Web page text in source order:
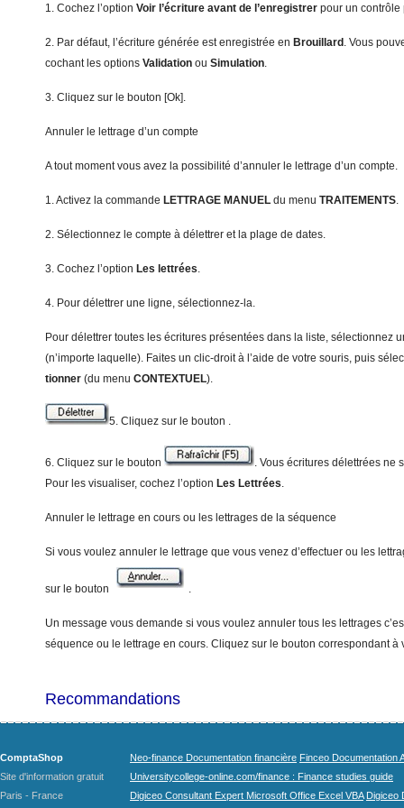
1. Cochez l’option Voir l’écriture avant de l’enregistrer pour un contrôle
2. Par défaut, l’écriture générée est enregistrée en Brouillard . Vous
cochant les options Va lidation ou Simulation.
3. Cliquez sur le bouton [Ok].
Annuler le lettrage d’un compte
A tout moment vous avez la possibilité d’annuler le lettrage d’un compte.
1. Activez la commande LETTRAGE MANUEL du menu TRAITEMENTS.
2. Sélectionnez le compte à délettrer et la plage de dates.
3. Cochez l’option Les lettrées.
4. Pour délettrer une ligne, sélectionnez-la.
Pour délettrer toutes les écritures présentées dans la liste, sélectionnez
(n’importe laquelle). Faites un clic-droit à l’aide de votre souris, puis
tionner (du menu CONTEXTUEL).
5. Cliquez sur le bouton .
6. Cliquez sur le bouton
. Vous écritures délettrées ne
Pour les visualiser, cochez l’option Les Lettrées.
Annuler le lettrage en cours ou les lettrages de la séquence
Si vous voulez annuler le lettrage que vous venez d’effectuer ou les
sur le bouton .
Un message vous demande si vous voulez annuler tous les lettrages
séquence ou le lettrage en cours. Cliquez sur le bouton correspondant à
Recommandations
ComptaShop
Site d'information gratuit
Paris - France
Neo-finance Documentation financière Finceo Documentation
Universitycollege-online.com/finance : Finance studies guide
Digiceo Consultant Expert Microsoft Office Excel VBA Digiceo